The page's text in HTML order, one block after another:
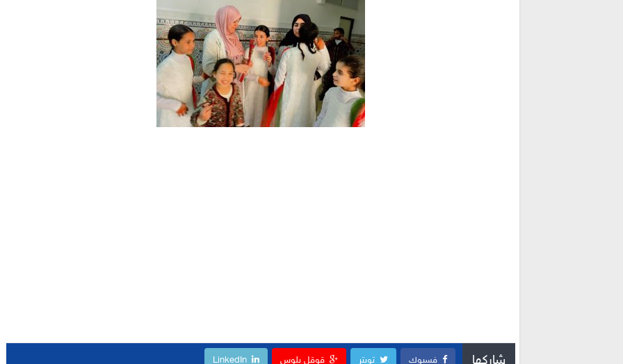
فسبوك تويتر قوقل بلوس LinkedIn